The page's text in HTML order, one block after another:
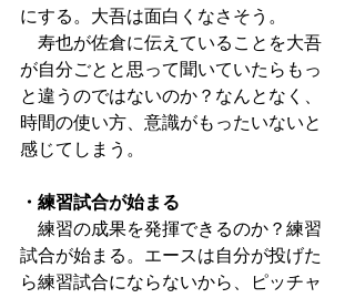
にする。大吾は面白くなさそう。
寿也が佐倉に伝えていることを大吾
が自分ごとと思って聞いていたらもっ
と違うのではないのか？なんとなく、
時間の使い方、意識がもったいないと
感じてしまう。
・練習試合が始まる
練習の成果を発揮できるのか？練習
試合が始まる。エースは自分が投げた
ら練習試合にならないから、ピッチャ